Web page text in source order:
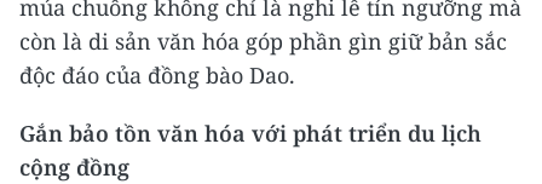
múa chuông không chỉ là nghi lễ tín ngưỡng mà
còn là di sản văn hóa góp phần gìn giữ bản sắc
độc đáo của đồng bào Dao.
Gắn bảo tồn văn hóa với phát triển du lịch
cộng đồng